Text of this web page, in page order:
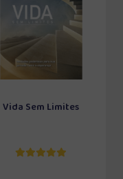
Vida Sem Limites